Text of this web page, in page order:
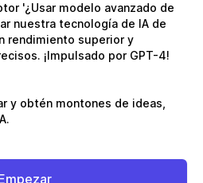
'¿Usar modelo avanzado de
nuestra tecnología de IA de
rendimiento superior y
¡Impulsado por GPT-4!
y obtén montones de ideas,